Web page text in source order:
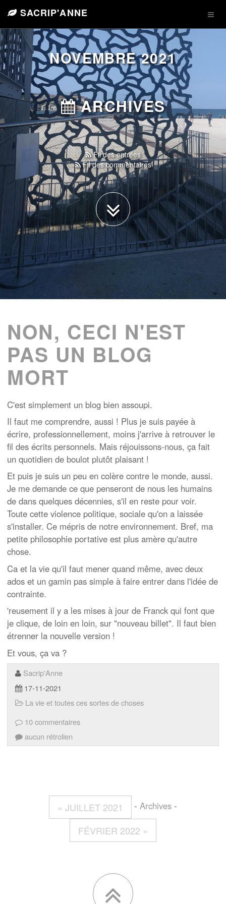
SACRIP'ANNE
NOVEMBRE 2021
ARCHIVES
Fil des entrées
Fil des commentaires
NON, CECI N'EST
PAS UN BLOG
MORT
C'est simplement un blog bien assoupi.
Il faut me comprendre, aussi ! Plus je suis payée à
écrire, professionnellement, moins j'arrive à retrouver le
fil des écrits personnels. Mais réjouissons-nous, ça fait
un quotidien de boulot plutôt plaisant !
Et puis je suis un peu en colère contre le monde, aussi.
Je me demande ce que penseront de nous les humains
de dans quelques décennies, s'il en reste pour voir.
Toute cette violence politique, sociale qu'on a laissée
s'installer. Ce mépris de notre environnement. Bref, ma
petite philosophie portative est plus amère qu'autre
chose.
Ca et la vie qu'il faut mener quand même, avec deux
ados et un gamin pas simple à faire entrer dans l'idée de
contrainte.
'reusement il y a les mises à jour de Franck qui font que
je clique, de loin en loin, sur "nouveau billet". Il faut bien
étrenner la nouvelle version !
Et vous, ça va ?
Sacrip'Anne
17-11-2021
La vie et toutes ces sortes de choses
10 commentaires
aucun rétrolien
« JUILLET 2021 - Archives -
FÉVRIER 2022 »